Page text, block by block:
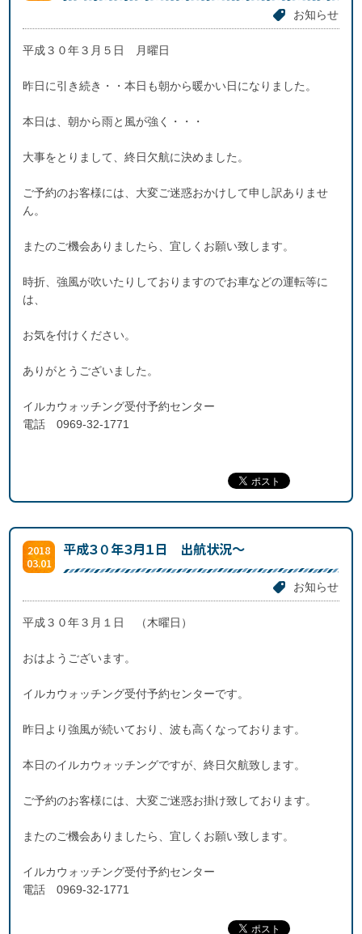
お知らせ
平成３０年３月５日 月曜日
昨日に引き続き・・本日も朝から暖かい日になりました。
本日は、朝から雨と風が強く・・・
大事をとりまして、終日欠航に決めました。
ご予約のお客様には、大変ご迷惑おかけして申し訳ありませ
ん。
またのご機会ありましたら、宜しくお願い致します。
時折、強風が吹いたりしておりますのでお車などの運転等に
は、
お気を付けください。
ありがとうございました。
イルカウォッチング受付予約センター
電話 0969-32-1771
2018
03.01
平成３０年３月１日 出航状況～
お知らせ
平成３０年３月１日 （木曜日）
おはようございます。
イルカウォッチング受付予約センターです。
昨日より強風が続いており、波も高くなっております。
本日のイルカウォッチングですが、終日欠航致します。
ご予約のお客様には、大変ご迷惑お掛け致しております。
またのご機会ありましたら、宜しくお願い致します。
イルカウォッチング受付予約センター
電話 0969-32-1771